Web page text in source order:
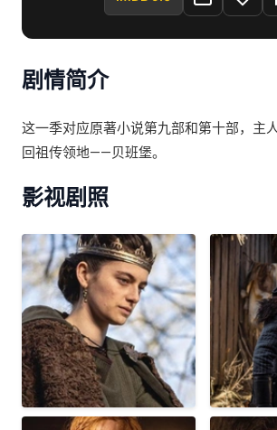
剧情简介
这一季对应原著小说第九部和第十部，主
回祖传领地——贝班堡。
影视剧照